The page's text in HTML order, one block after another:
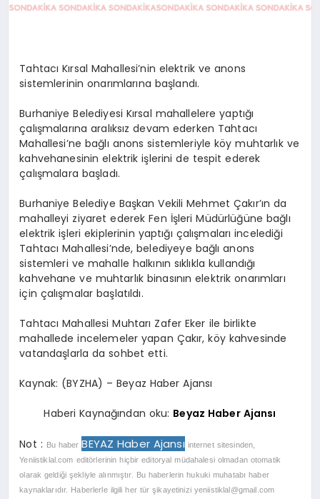
TEKNOLOJI
Tahtacı Kırsal Mahallesi’nin elektrik ve anons
sistemlerinin onarımlarına başlandı.
Burhaniye Belediyesi Kırsal mahallelere yaptığı
çalışmalarına aralıksız devam ederken Tahtacı
Mahallesi’ne bağlı anons sistemleriyle köy muhtarlık ve
kahvehanesinin elektrik işlerini de tespit ederek
çalışmalara başladı.
Burhaniye Belediye Başkan Vekili Mehmet Çakır’ın da
mahalleyi ziyaret ederek Fen İşleri Müdürlüğüne bağlı
elektrik işleri ekiplerinin yaptığı çalışmaları incelediği
Tahtacı Mahallesi’nde, belediyeye bağlı anons
sistemleri ve mahalle halkının sıklıkla kullandığı
kahvehane ve muhtarlık binasının elektrik onarımları
için çalışmalar başlatıldı.
Tahtacı Mahallesi Muhtarı Zafer Eker ile birlikte
mahallede incelemeler yapan Çakır, köy kahvesinde
vatandaşlarla da sohbet etti.
Kaynak: (BYZHA) – Beyaz Haber Ajansı
Haberi Kaynağından oku: Beyaz Haber Ajansı
Not : Bu haber BEYAZ Haber Ajansı internet sitesinden,
Yeniistiklal.com editörlerinin hiçbir editoryal müdahalesi olmadan otomatik
olarak geldiği şekliyle alınmıştır. Bu haberlerin hukuki muhatabı haber
kaynaklarıdır. Haberlerle ilgili her tür şikayetinizi yeniistiklal@gmail.com